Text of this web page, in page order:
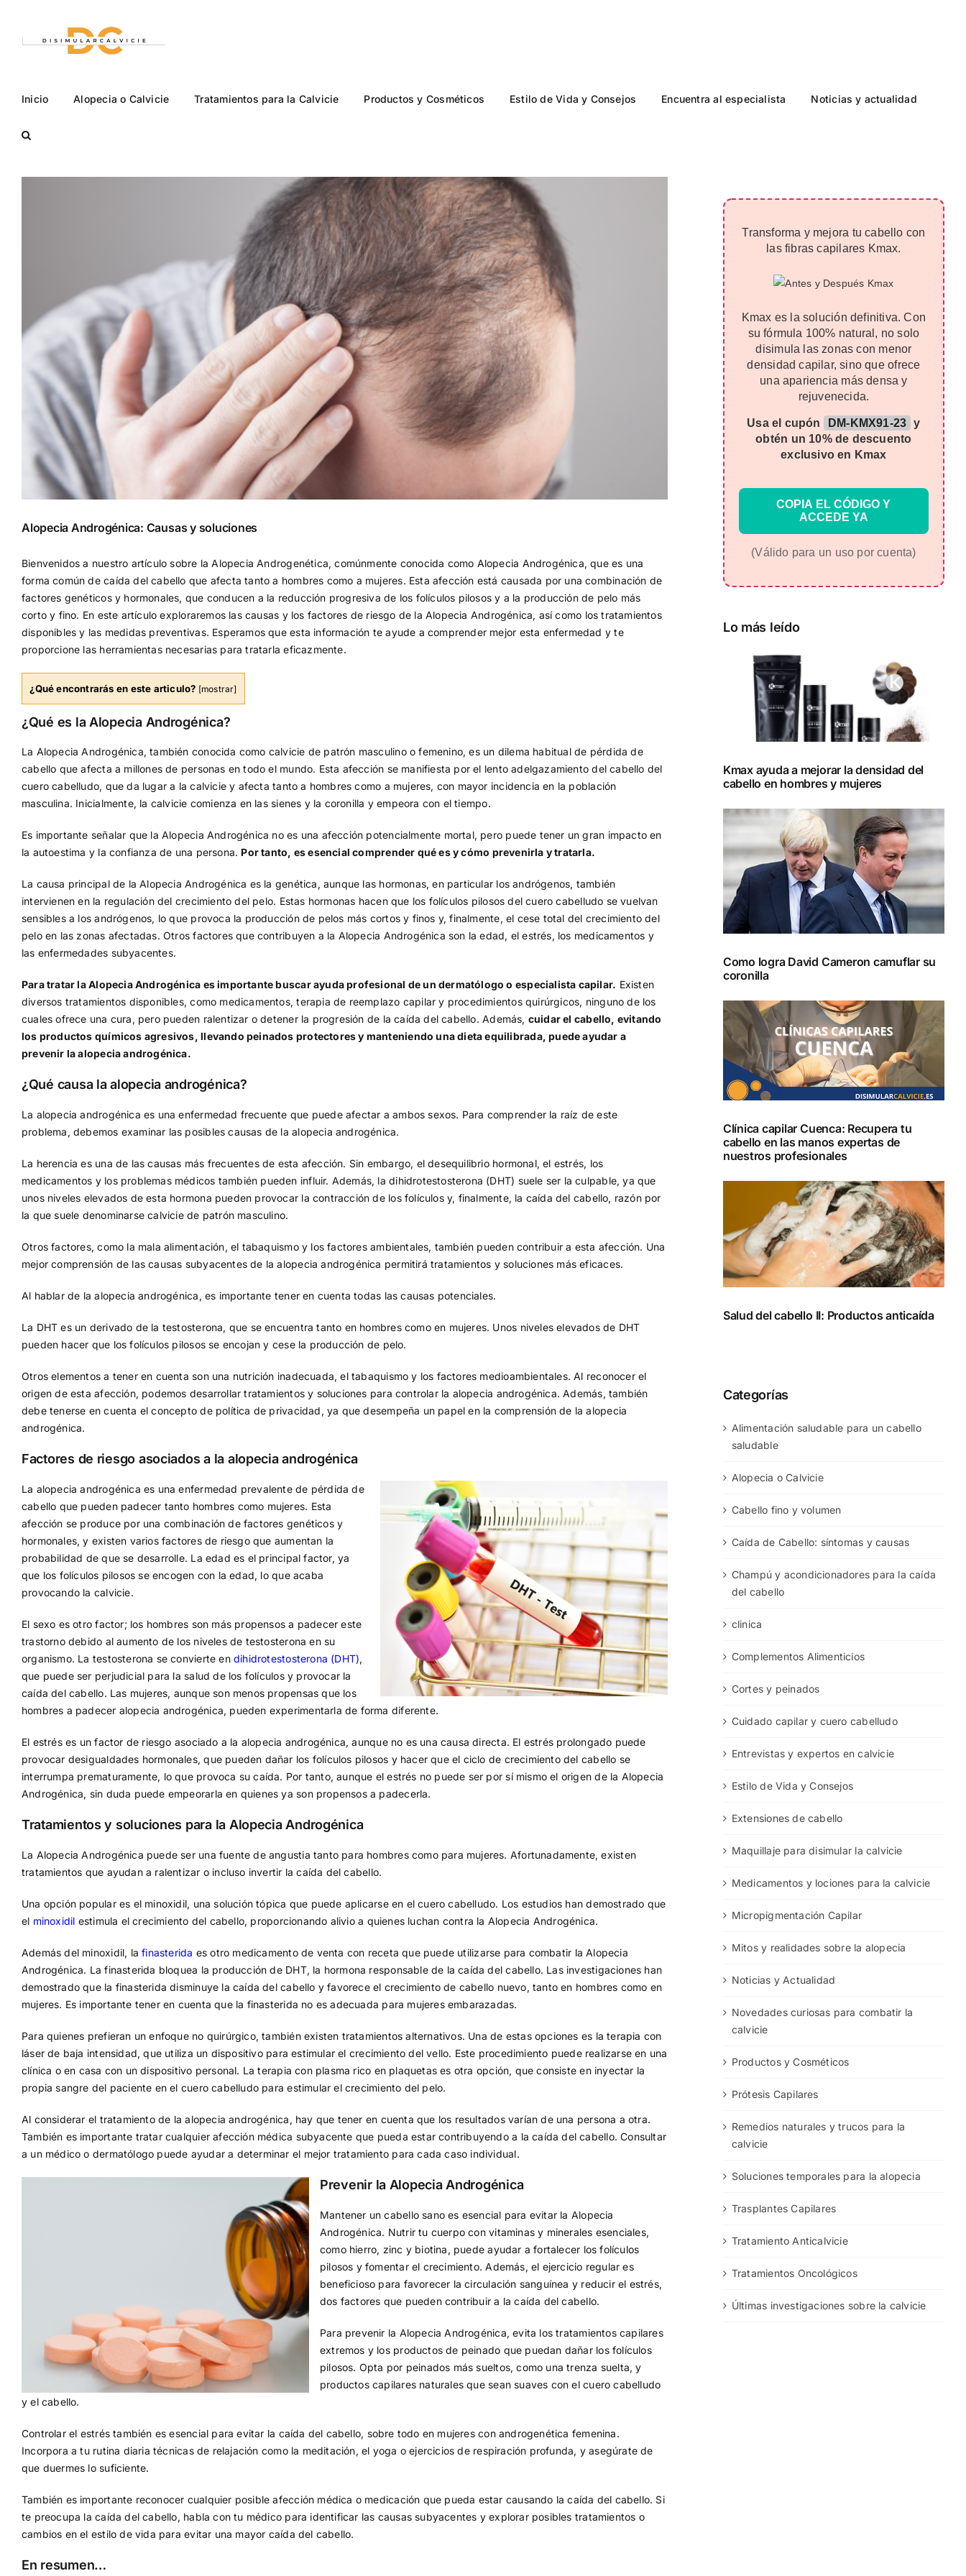
contenido
Inicio Alopecia o Calvicie Tratamientos para la Calvicie Productos y Cosméticos Estilo de Vida y Consejos Encuentra al especialista Noticias y actualidad
Alopecia Androgénica: Causas y soluciones
Bienvenidos a nuestro artículo sobre la Alopecia Androgenética, comúnmente conocida como Alopecia Androgénica, que es una
forma común de caída del cabello que afecta tanto a hombres como a mujeres. Esta afección está causada por una combinación de
factores genéticos y hormonales, que conducen a la reducción progresiva de los folículos pilosos y a la producción de pelo más
corto y fino. En este artículo exploraremos las causas y los factores de riesgo de la Alopecia Androgénica, así como los tratamientos
disponibles y las medidas preventivas. Esperamos que esta información te ayude a comprender mejor esta enfermedad y te
proporcione las herramientas necesarias para tratarla eficazmente.
¿Qué encontrarás en este articulo? [mostrar]
¿Qué es la Alopecia Androgénica?
La Alopecia Androgénica, también conocida como calvicie de patrón masculino o femenino, es un dilema habitual de pérdida de
cabello que afecta a millones de personas en todo el mundo. Esta afección se manifiesta por el lento adelgazamiento del cabello del
cuero cabelludo, que da lugar a la calvicie y afecta tanto a hombres como a mujeres, con mayor incidencia en la población
masculina. Inicialmente, la calvicie comienza en las sienes y la coronilla y empeora con el tiempo.
Es importante señalar que la Alopecia Androgénica no es una afección potencialmente mortal, pero puede tener un gran impacto en
la autoestima y la confianza de una persona. Por tanto, es esencial comprender qué es y cómo prevenirla y tratarla.
La causa principal de la Alopecia Androgénica es la genética, aunque las hormonas, en particular los andrógenos, también
intervienen en la regulación del crecimiento del pelo. Estas hormonas hacen que los folículos pilosos del cuero cabelludo se vuelvan
sensibles a los andrógenos, lo que provoca la producción de pelos más cortos y finos y, finalmente, el cese total del crecimiento del
pelo en las zonas afectadas. Otros factores que contribuyen a la Alopecia Androgénica son la edad, el estrés, los medicamentos y
las enfermedades subyacentes.
Para tratar la Alopecia Androgénica es importante buscar ayuda profesional de un dermatólogo o especialista capilar. Existen
diversos tratamientos disponibles, como medicamentos, terapia de reemplazo capilar y procedimientos quirúrgicos, ninguno de los
cuales ofrece una cura, pero pueden ralentizar o detener la progresión de la caída del cabello. Además, cuidar el cabello, evitando
los productos químicos agresivos, llevando peinados protectores y manteniendo una dieta equilibrada, puede ayudar a
prevenir la alopecia androgénica.
¿Qué causa la alopecia androgénica?
La alopecia androgénica es una enfermedad frecuente que puede afectar a ambos sexos. Para comprender la raíz de este
problema, debemos examinar las posibles causas de la alopecia androgénica.
La herencia es una de las causas más frecuentes de esta afección. Sin embargo, el desequilibrio hormonal, el estrés, los
medicamentos y los problemas médicos también pueden influir. Además, la dihidrotestosterona (DHT) suele ser la culpable, ya que
unos niveles elevados de esta hormona pueden provocar la contracción de los folículos y, finalmente, la caída del cabello, razón por
la que suele denominarse calvicie de patrón masculino.
Otros factores, como la mala alimentación, el tabaquismo y los factores ambientales, también pueden contribuir a esta afección. Una
mejor comprensión de las causas subyacentes de la alopecia androgénica permitirá tratamientos y soluciones más eficaces.
Al hablar de la alopecia androgénica, es importante tener en cuenta todas las causas potenciales.
La DHT es un derivado de la testosterona, que se encuentra tanto en hombres como en mujeres. Unos niveles elevados de DHT
pueden hacer que los folículos pilosos se encojan y cese la producción de pelo.
Otros elementos a tener en cuenta son una nutrición inadecuada, el tabaquismo y los factores medioambientales. Al reconocer el
origen de esta afección, podemos desarrollar tratamientos y soluciones para controlar la alopecia androgénica. Además, también
debe tenerse en cuenta el concepto de política de privacidad, ya que desempeña un papel en la comprensión de la alopecia
androgénica.
Factores de riesgo asociados a la alopecia androgénica
La alopecia androgénica es una enfermedad prevalente de pérdida de
cabello que pueden padecer tanto hombres como mujeres. Esta
afección se produce por una combinación de factores genéticos y
hormonales, y existen varios factores de riesgo que aumentan la
probabilidad de que se desarrolle. La edad es el principal factor, ya
que los folículos pilosos se encogen con la edad, lo que acaba
provocando la calvicie.
El sexo es otro factor; los hombres son más propensos a padecer este
trastorno debido al aumento de los niveles de testosterona en su
organismo. La testosterona se convierte endihidrotestosterona (DHT),
que puede ser perjudicial para la salud de los folículos y provocar la
caída del cabello. Las mujeres, aunque son menos propensas que los
hombres a padecer alopecia androgénica, pueden experimentarla de forma diferente.
El estrés es un factor de riesgo asociado a la alopecia androgénica, aunque no es una causa directa. El estrés prolongado puede
provocar desigualdades hormonales, que pueden dañar los folículos pilosos y hacer que el ciclo de crecimiento del cabello se
interrumpa prematuramente, lo que provoca su caída. Por tanto, aunque el estrés no puede ser por sí mismo el origen de la Alopecia
Androgénica, sin duda puede empeorarla en quienes ya son propensos a padecerla.
Tratamientos y soluciones para la Alopecia Androgénica
La Alopecia Androgénica puede ser una fuente de angustia tanto para hombres como para mujeres. Afortunadamente, existen
tratamientos que ayudan a ralentizar o incluso invertir la caída del cabello.
Una opción popular es el minoxidil, una solución tópica que puede aplicarse en el cuero cabelludo. Los estudios han demostrado que
el minoxidil estimula el crecimiento del cabello, proporcionando alivio a quienes luchan contra la Alopecia Androgénica.
Además del minoxidil, lafinasterida es otro medicamento de venta con receta que puede utilizarse para combatir la Alopecia
Androgénica. La finasterida bloquea la producción de DHT, la hormona responsable de la caída del cabello. Las investigaciones han
demostrado que la finasterida disminuye la caída del cabello y favorece el crecimiento de cabello nuevo, tanto en hombres como en
mujeres. Es importante tener en cuenta que la finasterida no es adecuada para mujeres embarazadas.
Para quienes prefieran un enfoque no quirúrgico, también existen tratamientos alternativos. Una de estas opciones es la terapia con
láser de baja intensidad, que utiliza un dispositivo para estimular el crecimiento del vello. Este procedimiento puede realizarse en una
clínica o en casa con un dispositivo personal. La terapia con plasma rico en plaquetas es otra opción, que consiste en inyectar la
propia sangre del paciente en el cuero cabelludo para estimular el crecimiento del pelo.
Al considerar el tratamiento de la alopecia androgénica, hay que tener en cuenta que los resultados varían de una persona a otra.
También es importante tratar cualquier afección médica subyacente que pueda estar contribuyendo a la caída del cabello. Consultar
a un médico o dermatólogo puede ayudar a determinar el mejor tratamiento para cada caso individual.
Prevenir la Alopecia Androgénica
Mantener un cabello sano es esencial para evitar la Alopecia
Androgénica. Nutrir tu cuerpo con vitaminas y minerales esenciales,
como hierro, zinc y biotina, puede ayudar a fortalecer los folículos
pilosos y fomentar el crecimiento. Además, el ejercicio regular es
beneficioso para favorecer la circulación sanguínea y reducir el estrés,
dos factores que pueden contribuir a la caída del cabello.
Para prevenir la Alopecia Androgénica, evita los tratamientos capilares
extremos y los productos de peinado que puedan dañar los folículos
pilosos. Opta por peinados más sueltos, como una trenza suelta, y
productos capilares naturales que sean suaves con el cuero cabelludo
y el cabello.
Controlar el estrés también es esencial para evitar la caída del cabello, sobre todo en mujeres con androgenética femenina.
Incorpora a tu rutina diaria técnicas de relajación como la meditación, el yoga o ejercicios de respiración profunda, y asegúrate de
que duermes lo suficiente.
También es importante reconocer cualquier posible afección médica o medicación que pueda estar causando la caída del cabello. Si
te preocupa la caída del cabello, habla con tu médico para identificar las causas subyacentes y explorar posibles tratamientos o
cambios en el estilo de vida para evitar una mayor caída del cabello.
En resumen…
Transforma y mejora tu cabello con
las fibras capilares Kmax.
Kmax es la solución definitiva. Con
su fórmula 100% natural, no solo
disimula las zonas con menor
densidad capilar, sino que ofrece
una apariencia más densa y
rejuvenecida.
Usa el cupón DM-KMX91-23 y
obtén un 10% de descuento
exclusivo en Kmax
COPIA EL CÓDIGO Y
ACCEDE YA
(Válido para un uso por cuenta)
Lo más leído
Kmax ayuda a mejorar la densidad del
cabello en hombres y mujeres
Como logra David Cameron camuflar su
coronilla
Clínica capilar Cuenca: Recupera tu
cabello en las manos expertas de
nuestros profesionales
Salud del cabello II: Productos anticaída
Categorías
Alimentación saludable para un cabello
saludable
Alopecia o Calvicie
Cabello fino y volumen
Caída de Cabello: síntomas y causas
Champú y acondicionadores para la caída
del cabello
clinica
Complementos Alimenticios
Cortes y peinados
Cuidado capilar y cuero cabelludo
Entrevistas y expertos en calvicie
Estilo de Vida y Consejos
Extensiones de cabello
Maquillaje para disimular la calvicie
Medicamentos y lociones para la calvicie
Micropigmentación Capilar
Mitos y realidades sobre la alopecia
Noticias y Actualidad
Novedades curiosas para combatir la
calvicie
Productos y Cosméticos
Prótesis Capilares
Remedios naturales y trucos para la
calvicie
Soluciones temporales para la alopecia
Trasplantes Capilares
Tratamiento Anticalvicie
Tratamientos Oncológicos
Últimas investigaciones sobre la calvicie